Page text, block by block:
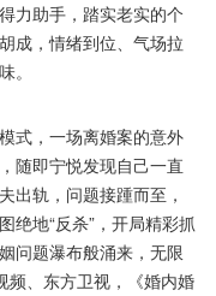
力助手，踏实老实的个
成，情绪到位、气场拉
。
，一场离婚案的意外
随即宁悦发现自己一直
出轨，问题接踵而至，
绝地“反杀”，开局精彩抓
问题瀑布般涌来，无限
频、东方卫视，《婚内婚